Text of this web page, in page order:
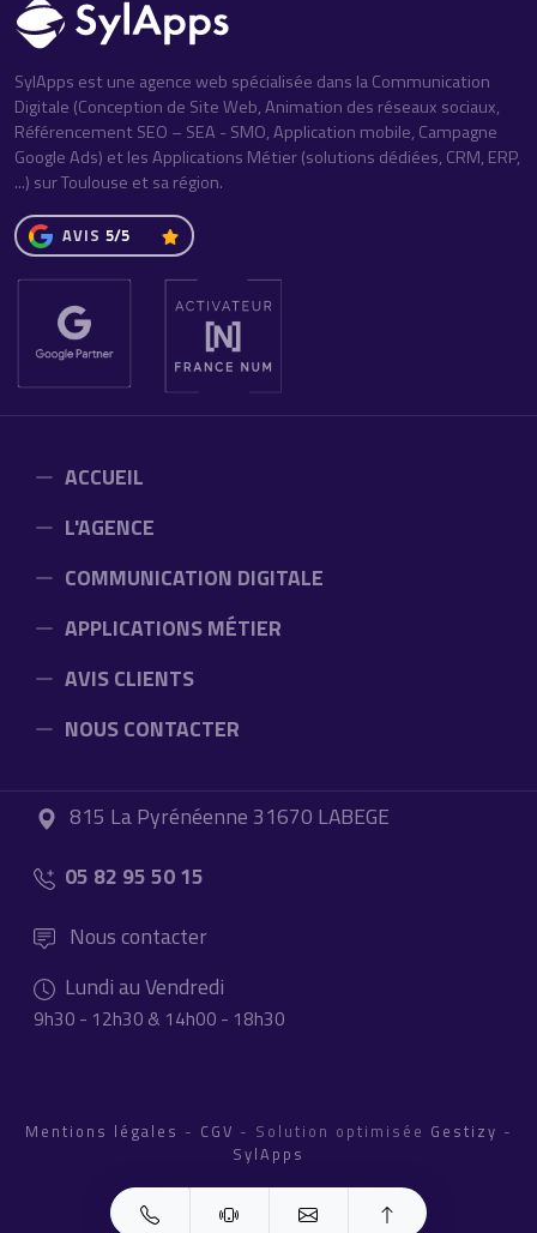
SylApps est une agence web spécialisée dans la Communication
Digitale (Conception de Site Web, Animation des réseaux sociaux,
Référencement SEO – SEA - SMO, Application mobile, Campagne
Google Ads) et les Applications Métier (solutions dédiées, CRM, ERP,
...) sur Toulouse et sa région.
AVIS 5/5
ACCUEIL
L'AGENCE
COMMUNICATION DIGITALE
APPLICATIONS MÉTIER
AVIS CLIENTS
NOUS CONTACTER
815 La Pyrénéenne 31670 LABEGE
05 82 95 50 15
Nous contacter
Lundi au Vendredi
9h30 - 12h30 & 14h00 - 18h30
Mentions légales - CGV - Solution optimisée Gestizy -
SylApps